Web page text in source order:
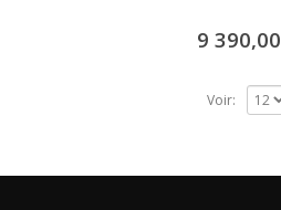
9 390,00
Voir: